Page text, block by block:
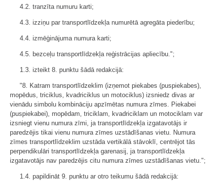
4.2. tranzīta numuru karti;
4.3. izziņu par transportlīdzekļa numurētā agregāta piederību;
4.4. izmēģinājuma numura karti;
4.5. bezceļu transportlīdzekļa reģistrācijas apliecību.";
1.3. izteikt 8. punktu šādā redakcijā:
"8. Katram transportlīdzeklim (izņemot piekabes (puspiekabes),
mopēdus, triciklus, kvadriciklus un motociklus) izsniedz divas ar
vienādu simbolu kombināciju apzīmētas numura zīmes. Piekabei
(puspiekabei), mopēdam, triciklam, kvadriciklam un motociklam var
izsniegt vienu numura zīmi, ja transportlīdzekļa izgatavotājs ir
paredzējis tikai vienu numura zīmes uzstādīšanas vietu. Numura
zīmes transportlīdzeklim uzstāda vertikālā stāvoklī, centrējot tās
perpendikulāri transportlīdzekļa garenasij, ja transportlīdzekļa
izgatavotājs nav paredzējis citu numura zīmes uzstādīšanas vietu.";
1.4. papildināt 9. punktu ar otro teikumu šādā redakcijā: